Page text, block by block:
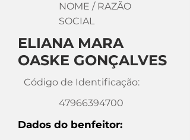
NOME / RAZÃO
SOCIAL
ELIANA MARA
OASKE GONÇALVES
Código de Identificação:
47966394700
Dados do benfeitor: